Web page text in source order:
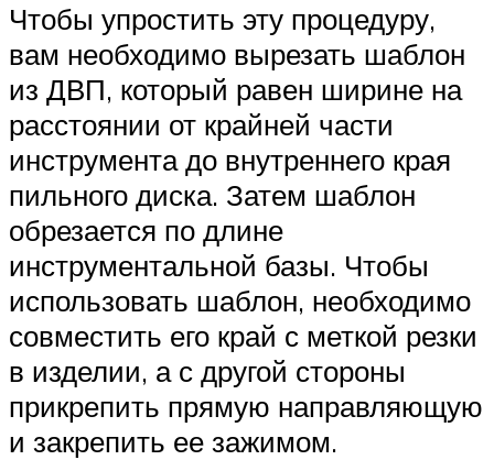
Чтобы упростить эту процедуру,
вам необходимо вырезать шаблон
из ДВП, который равен ширине на
расстоянии от крайней части
инструмента до внутреннего края
пильного диска. Затем шаблон
обрезается по длине
инструментальной базы. Чтобы
использовать шаблон, необходимо
совместить его край с меткой резки
в изделии, а с другой стороны
прикрепить прямую направляющую
и закрепить ее зажимом.